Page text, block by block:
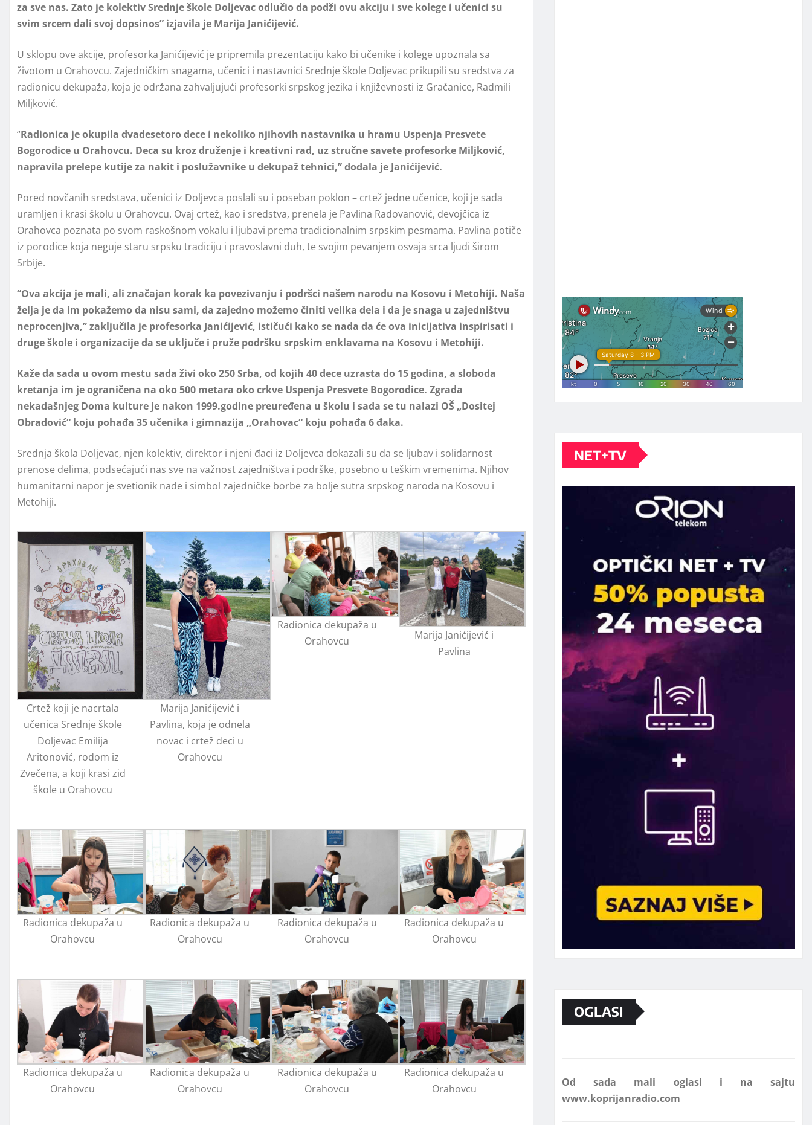
za sve nas. Zato je kolektiv Srednje škole Doljevac odlučio da podži ovu akciju i sve kolege i učenici su
svim srcem dali svoj dopsinos” izjavila je Marija Janićijević.
U sklopu ove akcije, profesorka Janićijević je pripremila prezentaciju kako bi učenike i kolege upoznala sa
životom u Orahovcu. Zajedničkim snagama, učenici i nastavnici Srednje škole Doljevac prikupili su sredstva za
radionicu dekupaža, koja je održana zahvaljujući profesorki srpskog jezika i književnosti iz Gračanice, Radmili
Miljković.
“Radionica je okupila dvadesetoro dece i nekoliko njihovih nastavnika u hramu Uspenja Presvete
Bogorodice u Orahovcu. Deca su kroz druženje i kreativni rad, uz stručne savete profesorke Miljković,
napravila prelepe kutije za nakit i poslužavnike u dekupaž tehnici,” dodala je Janićijević.
Pored novčanih sredstava, učenici iz Doljevca poslali su i poseban poklon – crtež jedne učenice, koji je sada
uramljen i krasi školu u Orahovcu. Ovaj crtež, kao i sredstva, prenela je Pavlina Radovanović, devojčica iz
Orahovca poznata po svom raskošnom vokalu i ljubavi prema tradicionalnim srpskim pesmama. Pavlina potiče
iz porodice koja neguje staru srpsku tradiciju i pravoslavni duh, te svojim pevanjem osvaja srca ljudi širom
Srbije.
“Ova akcija je mali, ali značajan korak ka povezivanju i podršci našem narodu na Kosovu i Metohiji. Naša
želja je da im pokažemo da nisu sami, da zajedno možemo činiti velika dela i da je snaga u zajedništvu
neprocenjiva,” zaključila je profesorka Janićijević, ističući kako se nada da će ova inicijativa inspirisati i
druge škole i organizacije da se uključe i pruže podršku srpskim enklavama na Kosovu i Metohiji.
Kaže da sada u ovom mestu sada živi oko 250 Srba, od kojih 40 dece uzrasta do 15 godina, a sloboda
kretanja im je ograničena na oko 500 metara oko crkve Uspenja Presvete Bogorodice. Zgrada
nekadašnjeg Doma kulture je nakon 1999.godine preuređena u školu i sada se tu nalazi OŠ „Dositej
Obradović“ koju pohađa 35 učenika i gimnazija „Orahovac“ koju pohađa 6 đaka.
Srednja škola Doljevac, njen kolektiv, direktor i njeni đaci iz Doljevca dokazali su da se ljubav i solidarnost
prenose delima, podsećajući nas sve na važnost zajedništva i podrške, posebno u teškim vremenima. Njihov
humanitarni napor je svetionik nade i simbol zajedničke borbe za bolje sutra srpskog naroda na Kosovu i
Metohiji.
Crtež koji je nacrtala
učenica Srednje škole
Doljevac Emilija
Aritonović, rodom iz
Zvečena, a koji krasi zid
škole u Orahovcu
Marija Janićijević i
Pavlina, koja je odnela
novac i crtež deci u
Orahovcu
Radionica dekupaža u
Orahovcu
Marija Janićijević i
Pavlina
Radionica dekupaža u
Orahovcu
Radionica dekupaža u
Orahovcu
Radionica dekupaža u
Orahovcu
Radionica dekupaža u
Orahovcu
Radionica dekupaža u
Orahovcu
Radionica dekupaža u
Orahovcu
Radionica dekupaža u
Orahovcu
Radionica dekupaža u
Orahovcu
NET+TV
OGLASI
Marketing telefon 062 463 002